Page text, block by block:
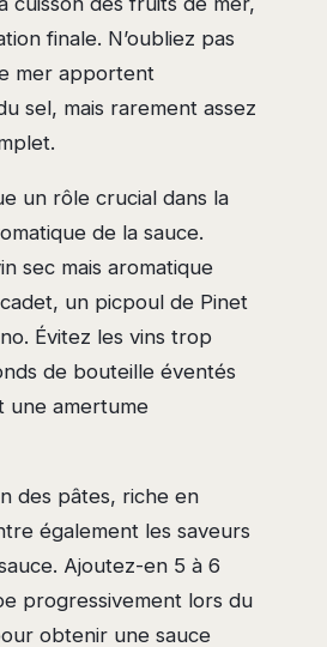
finale. N’oubliez pas
mer apportent
sel, mais rarement assez
un rôle crucial dans la
de la sauce.
sec mais aromatique
un picpoul de Pinet
Évitez les vins trop
de bouteille éventés
une amertume
des pâtes, riche en
également les saveurs
Ajoutez-en 5 à 6
progressivement lors du
obtenir une sauce